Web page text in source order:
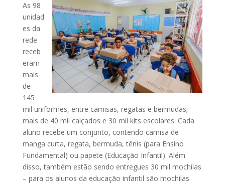
As 98
unidad
es da
rede
receb
eram
mais
de
145
mil uniformes, entre camisas, regatas e bermudas;
mais de 40 mil calçados e 30 mil kits escolares. Cada
aluno recebe um conjunto, contendo camisa de
manga curta, regata, bermuda, tênis (para Ensino
Fundamental) ou papete (Educação Infantil). Além
disso, também estão sendo entregues 30 mil mochilas
– para os alunos da educação infantil são mochilas